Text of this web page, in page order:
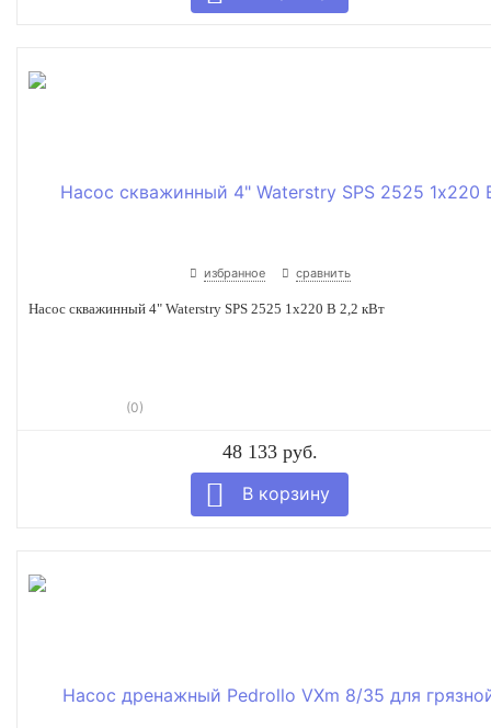
избранное сравнить
Насос скважинный 4" Waterstry SPS 2525 1х220 В 2,2 кВт
(0)
48 133 руб.